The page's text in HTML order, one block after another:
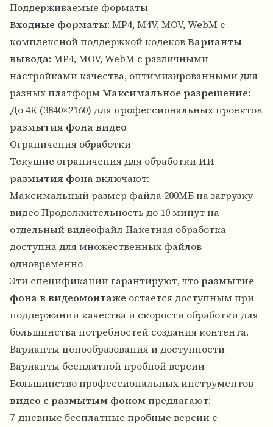
Поддерживаемые форматы
Входные форматы: MP4, M4V, MOV, WebM с
комплексной поддержкой кодековВарианты
вывода: MP4, MOV, WebM с различными
настройками качества, оптимизированными для
разных платформМаксимальное разрешение:
До 4K (3840×2160) для профессиональных проектов
размытия фона видео
Ограничения обработки
Текущие ограничения для обработкиИИ
размытия фонавключают:
Максимальный размер файла 200МБ на загрузку
видео Продолжительность до 10 минут на
отдельный видеофайл Пакетная обработка
доступна для множественных файлов
одновременно
Эти спецификации гарантируют, что размытие
фона в видеомонтаже остается доступным при
поддержании качества и скорости обработки для
большинства потребностей создания контента.
Варианты ценообразования и доступности
Варианты бесплатной пробной версии
Большинство профессиональных инструментов
видео с размытым фономпредлагают:
7-дневные бесплатные пробные версии с